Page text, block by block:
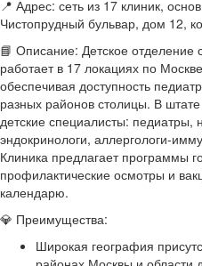
📍 Адрес: сеть из 17 клиник,
Чистопрудный бульвар, дом 12,
📘 Описание: Детское
работает в 17 локациях по
обеспечивая доступность
разных районов столицы. В
детские специалисты: педиатры,
эндокринологи, аллергологи-
Клиника предлагает программы
профилактические осмотры и
календарю.
💎 Преимущества:
Широкая география